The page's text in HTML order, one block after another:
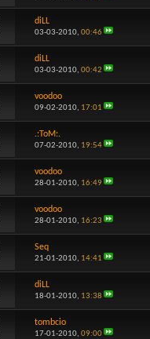
diLL
03-03-2010, 00:46
diLL
03-03-2010, 00:42
voodoo
09-02-2010, 17:01
.:ToM:.
07-02-2010, 19:54
voodoo
28-01-2010, 16:49
voodoo
28-01-2010, 16:23
Seq
21-01-2010, 14:41
diLL
18-01-2010, 13:38
tombcio
17-01-2010, 09:00